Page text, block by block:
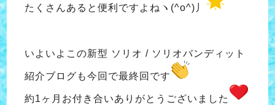
たくさんあると便利ですよねヽ(^o^)丿
いよいよこの新型 ソリオ / ソリオバンディット
紹介ブログも今回で最終回です
約1ヶ月お付き合いありがとうございました